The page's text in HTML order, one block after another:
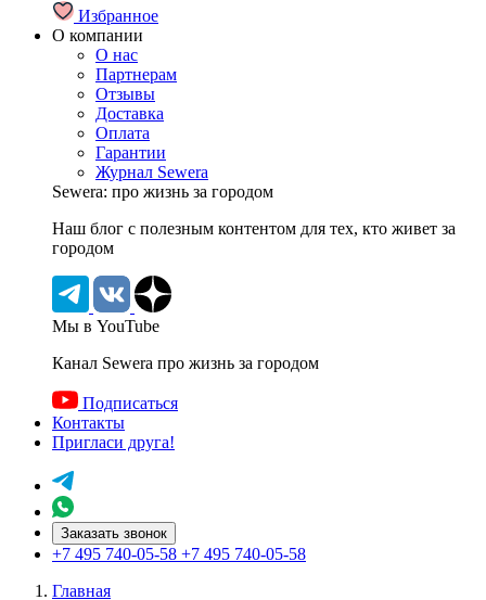
Избранное
О компании
О нас
Партнерам
Отзывы
Доставка
Оплата
Гарантии
Журнал Sewera
Sewera: про жизнь за городом
Наш блог c полезным контентом для тех, кто живет за
городом
Мы в YouTube
Канал Sewera про жизнь за городом
Подписаться
Контакты
Пригласи друга!
Заказать звонок
+7 495 740-05-58 +7 495 740-05-58
Главная